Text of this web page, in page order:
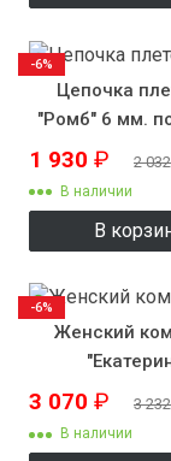
Цепочка
"Ромб" 6 мм.
1 930 ₽ 2
В наличии
В
-6%
Женский
3 070 ₽ 3
В наличии
-6%